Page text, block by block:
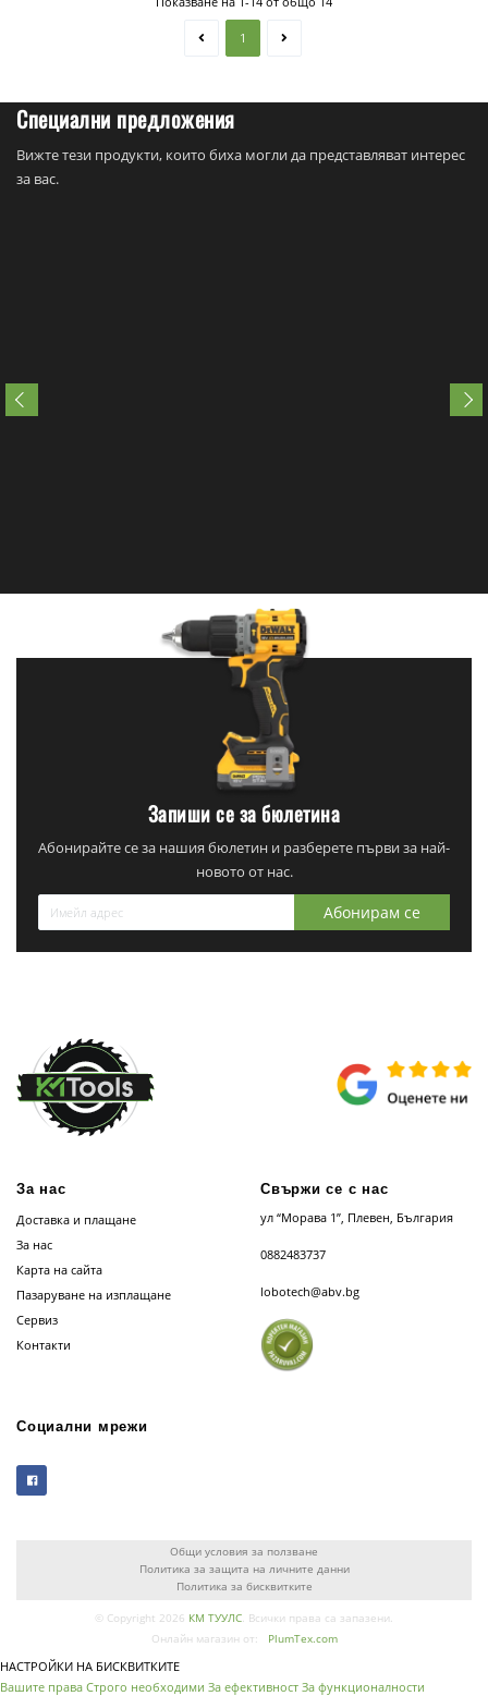
1
Специални предложения
Вижте тези продукти, които биха могли да представляват интерес
за вас.
Запиши се за бюлетина
Абонирайте се за нашия бюлетин и разберете първи за най-
новото от нас.
Абонирам се
За нас
Доставка и плащане
За нас
Карта на сайта
Пазаруване на изплащане
Сервиз
Контакти
Свържи се с нас
ул “Морава 1”, Плевен, България
0882483737
lobotech@abv.bg
Социални мрежи
Общи условия за ползване
Политика за защита на личните данни
Политика за бисквитките
© Copyright 2026 КМ ТУУЛС. Всички права са запазени.
Онлайн магазин от:
PlumTex.com
НАСТРОЙКИ НА БИСКВИТКИТЕ
Вашите права Строго необходими За ефективност За функционалности